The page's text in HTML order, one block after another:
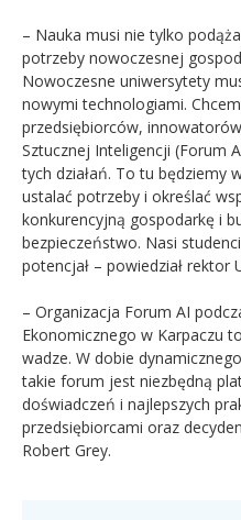
– Nauka musi nie tylko
potrzeby nowoczesnej
Nowoczesne uniwersytety
nowymi technologiami.
przedsiębiorców,
Sztucznej Inteligencji (Forum
tych działań. To tu będziemy
ustalać potrzeby i określać
konkurencyjną gospodarkę i
bezpieczeństwo. Nasi
potencjał – powiedział rektor
– Organizacja Forum AI
Ekonomicznego w Karpaczu
wadze. W dobie
takie forum jest niezbędną
doświadczeń i najlepszych
przedsiębiorcami oraz
Robert Grey.